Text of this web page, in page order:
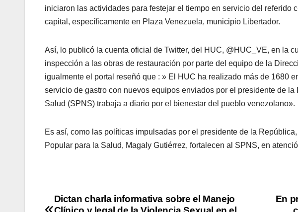
iniciaron las actividades para festejar el tiempo en servicio del referido
capital, específicamente en Plaza Venezuela, municipio Libertador.
Así, lo publicó la cuenta oficial de Twitter, del HUC, @HUC_VE, en la
inspección a las obras de restauración por parte del equipo de la
igualmente el portal reseñó que : » El HUC ha realizado más de 1680
servicio de gastro con nuevos equipos enviados por el presidente de la
Salud (SPNS) trabaja a diario por el bienestar del pueblo venezolano».
Es así, como las políticas impulsadas por el presidente de la
Popular para la Salud, Magaly Gutiérrez, fortalecen al SPNS, en
En
Dictan charla informativa sobre el Manejo